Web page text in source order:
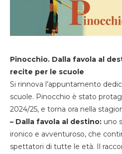
Pinocchio. Dalla favola al
recite per le scuole
Si rinnova l’appuntamento
scuole. Pinocchio è stato
2024/25, e torna ora nella
– Dalla favola al destino: uno
ironico e avventuroso, che
spettatori di tutte le età. Il